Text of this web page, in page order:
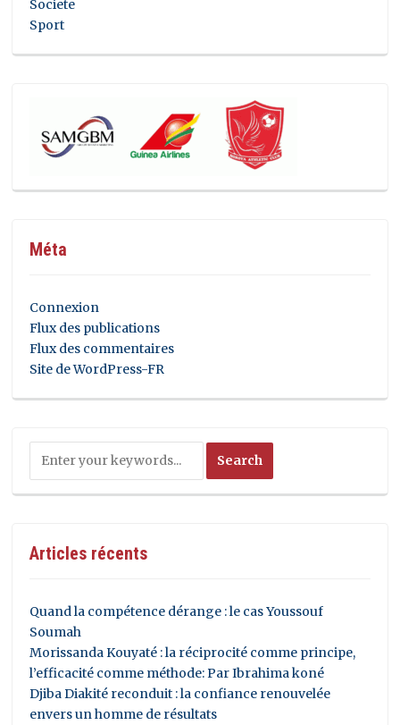
Societe
Sport
Méta
Connexion
Flux des publications
Flux des commentaires
Site de WordPress-FR
Articles récents
Quand la compétence dérange : le cas Youssouf
Soumah
Morissanda Kouyaté : la réciprocité comme principe,
l’efficacité comme méthode: Par Ibrahima koné
Djiba Diakité reconduit : la confiance renouvelée
envers un homme de résultats